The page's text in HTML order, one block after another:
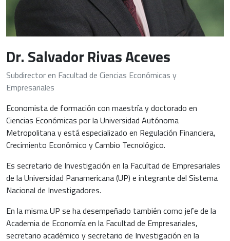
Dr. Salvador Rivas Aceves
Subdirector en Facultad de Ciencias Económicas y
Empresariales
Economista de formación con maestría y doctorado en
Ciencias Económicas por la Universidad Autónoma
Metropolitana y está especializado en Regulación Financiera,
Crecimiento Económico y Cambio Tecnológico.
Es secretario de Investigación en la Facultad de Empresariales
de la Universidad Panamericana (UP) e integrante del Sistema
Nacional de Investigadores.
En la misma UP se ha desempeñado también como jefe de la
Academia de Economía en la Facultad de Empresariales,
secretario académico y secretario de Investigación en la